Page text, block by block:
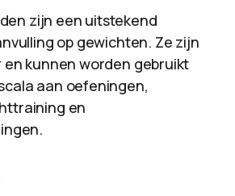
zijn een uitstekend
op gewichten. Ze zijn
kunnen worden gebruikt
aan oefeningen,
en